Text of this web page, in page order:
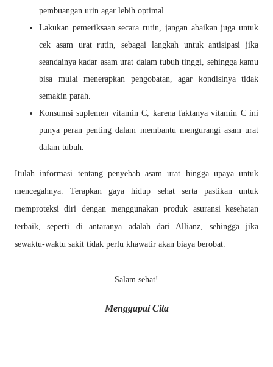
pembuangan urin agar lebih optimal.
Lakukan pemeriksaan secara rutin, jangan abaikan juga untuk
cek asam urat rutin, sebagai langkah untuk antisipasi jika
seandainya kadar asam urat dalam tubuh tinggi, sehingga kamu
bisa mulai menerapkan pengobatan, agar kondisinya tidak
semakin parah.
Konsumsi suplemen vitamin C, karena faktanya vitamin C ini
punya peran penting dalam membantu mengurangi asam urat
dalam tubuh.
Itulah informasi tentang penyebab asam urat hingga upaya untuk
mencegahnya. Terapkan gaya hidup sehat serta pastikan untuk
memproteksi diri dengan menggunakan produk asuransi kesehatan
terbaik,seperti di antaranya adalah dari Allianz, sehingga jika
sewaktu-waktu sakit tidak perlu khawatir akan biaya berobat.
Salam sehat!
Menggapai Cita